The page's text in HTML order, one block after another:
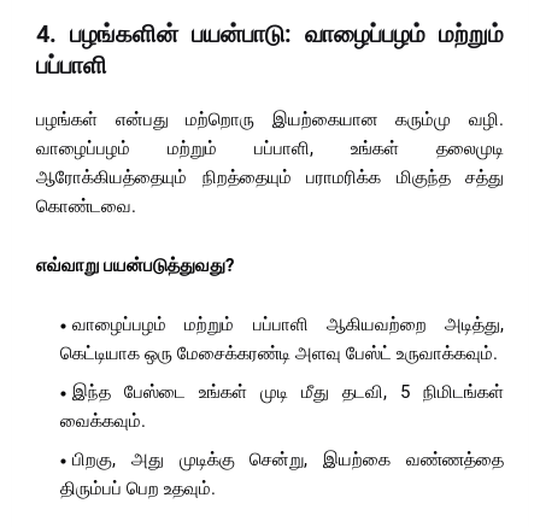
4. பழங்களின் பயன்பாடு: வாழைப்பழம் மற்றும்
பப்பாளி
பழங்கள் என்பது மற்றொரு இயற்கையான கரும்மு வழி.
வாழைப்பழம் மற்றும் பப்பாளி, உங்கள் தலைமுடி
ஆரோக்கியத்தையும் நிறத்தையும் பராமரிக்க மிகுந்த சத்து
கொண்டவை.
எவ்வாறு பயன்படுத்துவது?
வாழைப்பழம் மற்றும் பப்பாளி ஆகியவற்றை அடித்து,
கெட்டியாக ஒரு மேசைக்கரண்டி அளவு பேஸ்ட் உருவாக்கவும்.
இந்த பேஸ்டை உங்கள் முடி மீது தடவி, 5 நிமிடங்கள்
வைக்கவும்.
பிறகு, அது முடிக்கு சென்று, இயற்கை வண்ணத்தை
திரும்பப் பெற உதவும்.